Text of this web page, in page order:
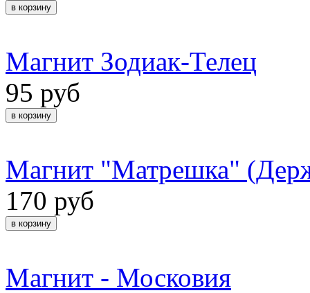
Магнит Зодиак-Телец
95 руб
Магнит "Матрешка"
170 руб
Магнит - Московия